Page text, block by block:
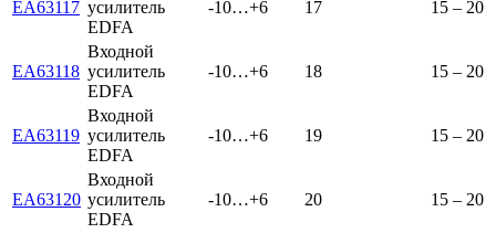
EA63117 усилитель
EDFA
-10…+6 17 15 – 20
EA63118
Входной
усилитель
EDFA
-10…+6 18 15 – 20
EA63119
Входной
усилитель
EDFA
-10…+6 19 15 – 20
EA63120
Входной
усилитель
EDFA
-10…+6 20 15 – 20